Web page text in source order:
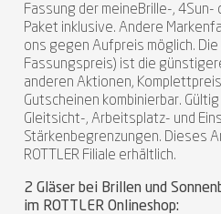
Fassung der meineBrille-, 4Sun-
Paket inklusive. Andere
ons gegen Aufpreis möglich. Die
Fassungspreis) ist die
anderen Aktionen,
Gutscheinen kombinierbar.
Gleitsicht-, Arbeitsplatz- und
Stärkenbegrenzungen. Dieses
ROTTLER Filiale erhältlich.
2 Gläser bei Brillen und
im ROTTLER Onlineshop: